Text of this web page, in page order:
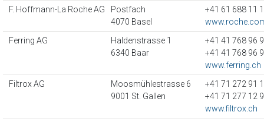
F. Hoffmann-La Roche AG
Postfach
4070 Basel
+41 61 688 11
Ferring AG
Haldenstrasse 1
6340 Baar
+41 41 768 96
+41 41 768 96
www.ferring.ch
Filtrox AG
Moosmühlestrasse 6
9001 St. Gallen
+41 71 272 91
+41 71 277 12
www.filtrox.ch